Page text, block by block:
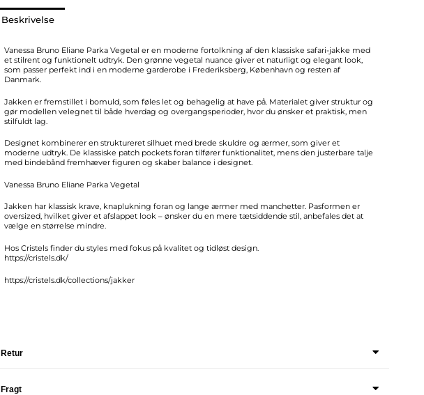
Beskrivelse
Vanessa Bruno Eliane Parka Vegetal er en moderne fortolkning af den klassiske safari-jakke med
et stilrent og funktionelt udtryk. Den grønne vegetal nuance giver et naturligt og elegant look,
som passer perfekt ind i en moderne garderobe i Frederiksberg, København og resten af
Danmark.
Jakken er fremstillet i bomuld, som føles let og behagelig at have på. Materialet giver struktur og
gør modellen velegnet til både hverdag og overgangsperioder, hvor du ønsker et praktisk, men
stilfuldt lag.
Designet kombinerer en struktureret silhuet med brede skuldre og ærmer, som giver et
moderne udtryk. De klassiske patch pockets foran tilfører funktionalitet, mens den justerbare talje
med bindebånd fremhæver figuren og skaber balance i designet.
Vanessa Bruno Eliane Parka Vegetal
Jakken har klassisk krave, knaplukning foran og lange ærmer med manchetter. Pasformen er
oversized, hvilket giver et afslappet look – ønsker du en mere tætsiddende stil, anbefales det at
vælge en størrelse mindre.
Hos Cristels finder du styles med fokus på kvalitet og tidløst design.
https://cristels.dk/
https://cristels.dk/collections/jakker
Retur
Fragt